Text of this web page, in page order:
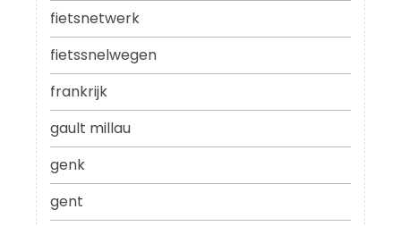
fietsnetwerk
fietssnelwegen
frankrijk
gault millau
genk
gent